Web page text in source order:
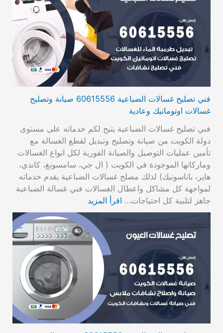
فني تصليح غسالات الضباعية 60615556 صيانة وتصليح
غسالات اوتوماتيك وعادية
فني تصليح غسالات الضباعية يتيح لكم خدماته على مستوى
دولة الكويت من صيانة وتصليح وتبديل لقطع الغسالة مع
تأمين عمليات التوصيل والصيانة الفورية لكل انواع الغسالات
وماركاتها الموجودة في الكويت ( ال جي، سامسونغ، كاندي،
هاير، باناسونيك) لذلك مصلح غسالات الضباعية يقدم خدماته
لمواجهة كل مشاكل واعطال الغسالات فني غسالة الضباعية
جاهز لتلبية كل احتياجات… اقرأ المزيد